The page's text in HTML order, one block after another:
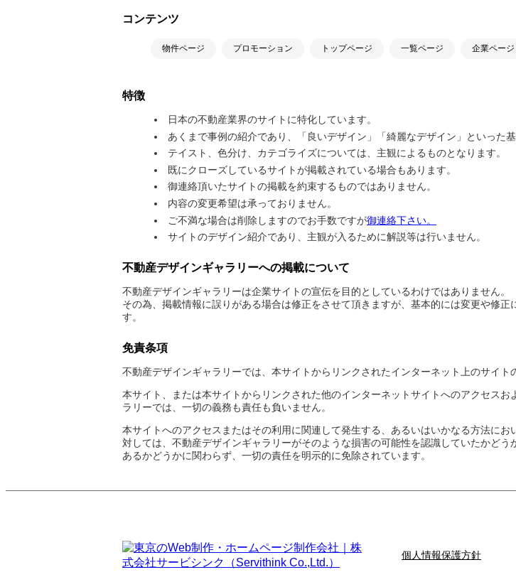
コンテンツ
物件ページ プロモーション トップページ 一覧ページ 企業ページ
特徴
日本の不動産業界のサイトに特化しています。
あくまで事例の紹介であり、「良いデザイン」「綺麗なデザイン」といった基
テイスト、色分け、カテゴライズについては、主観によるものとなります。
既にクローズしているサイトが掲載されている場合もあります。
御連絡頂いたサイトの掲載を約束するものではありません。
内容の変更希望は承っておりません。
ご不満な場合は削除しますのでお手数ですが御連絡下さい。
サイトのデザイン紹介であり、主観が入るために解説等は行いません。
不動産デザインギャラリーへの掲載について
不動産デザインギャラリーは企業サイトの宣伝を目的としているわけではありません。
その為、掲載情報に誤りがある場合は修正をさせて頂きますが、基本的には変更や修
す。
免責条項
不動産デザインギャラリーでは、本サイトからリンクされたインターネット上のサイト
本サイト、または本サイトからリンクされた他のインターネットサイトへのアクセス
ラリーでは、一切の義務も責任も負いません。
本サイトへのアクセスまたはその利用に関連して発生する、あるいはいかなる方法に
対しては、不動産デザインギャラリーがそのような損害の可能性を認識していたかど
あるかどうかに関わらず、一切の責任を明示的に免除されています。
個人情報保護方針